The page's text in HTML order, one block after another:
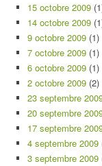
15 octobre 2009
14 octobre 2009
9 octobre 2009 (1)
7 octobre 2009 (1)
6 octobre 2009 (1)
2 octobre 2009 (2)
23 septembre
20 septembre
17 septembre
4 septembre 2009
3 septembre 2009